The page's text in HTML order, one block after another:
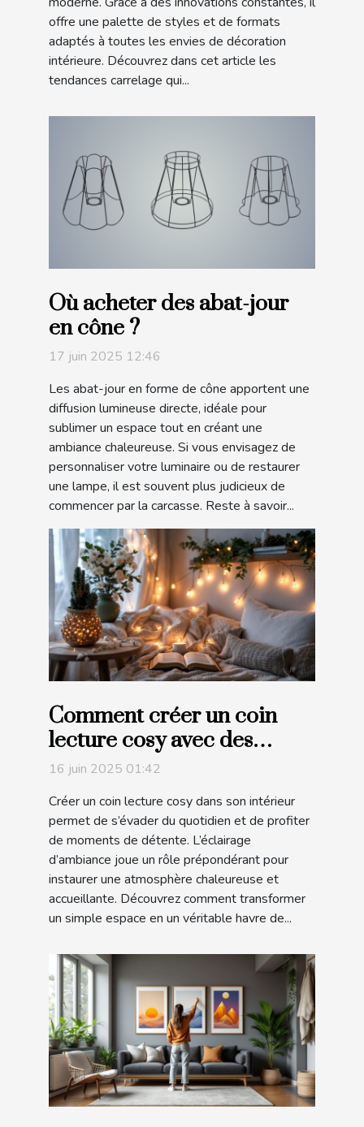
offre une palette de styles et de formats
adaptés à toutes les envies de décoration
intérieure. Découvrez dans cet article les
tendances carrelage qui...
Où acheter des abat-jour
en cône ?
17 juin 2025 12:46
Les abat-jour en forme de cône apportent une
diffusion lumineuse directe, idéale pour
sublimer un espace tout en créant une
ambiance chaleureuse. Si vous envisagez de
personnaliser votre luminaire ou de restaurer
une lampe, il est souvent plus judicieux de
commencer par la carcasse. Reste à savoir...
Comment créer un coin
lecture cosy avec des
éclairages d'ambiance
16 juin 2025 01:42
Créer un coin lecture cosy dans son intérieur
permet de s’évader du quotidien et de profiter
de moments de détente. L’éclairage
d’ambiance joue un rôle prépondérant pour
instaurer une atmosphère chaleureuse et
accueillante. Découvrez comment transformer
un simple espace en un véritable havre de...